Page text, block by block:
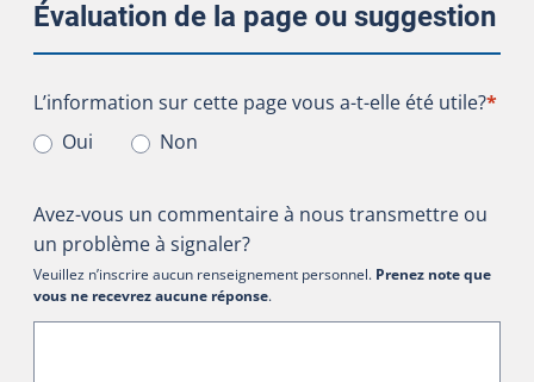
Évaluation de la page ou suggestion
L’information sur cette page vous a-t-elle été utile?
L’information sur cette page vous a-t-elle été utile?*
Oui
Non
Avez-vous un commentaire à nous transmettre ou
un problème à signaler?
Veuillez n’inscrire aucun renseignement personnel. Prenez note que
vous ne recevrez aucune réponse.